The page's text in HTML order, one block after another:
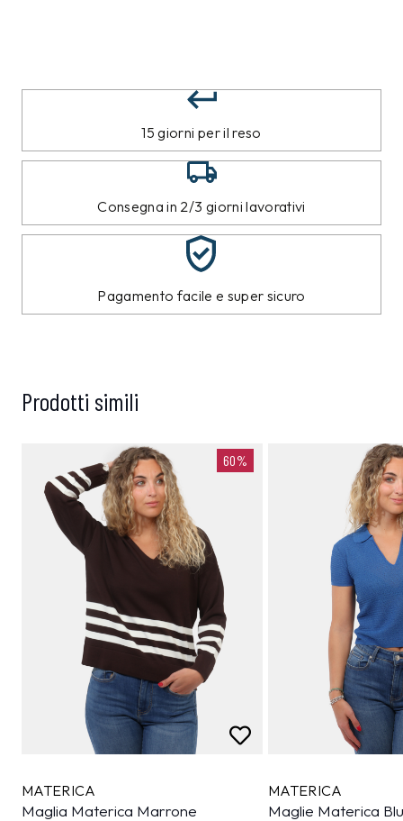
15 giorni per il reso
Consegna in 2/3 giorni lavorativi
Pagamento facile e super sicuro
Prodotti simili
60%
MATERICA
Maglia Materica Marrone
MATERICA
Maglie Materica Blu